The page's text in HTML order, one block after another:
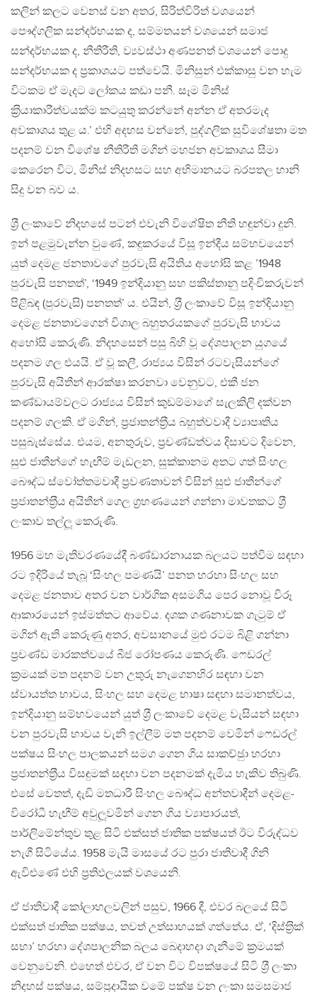
කලින් කලට වෙනස් වන අතර, සිරිත්විරිත් වශයෙන්
පෞද්ගලික සන්දර්භයක ද, සම්මතයන් වශයෙන් සමාජ
සන්දර්භයක ද, නීතිරීති, ව්‍යවස්ථා අණපනත් වශයෙන් පොදු
සන්දර්භයක ද ප‍්‍රකාශයට පත්වෙයි. මිනිසුන් එක්කාසු වන හැම
විටකම ඒ මැදට ලෝකය කඩා පනී. සෑම මිනිස්
ක‍්‍රියාකාරීත්වයක්ම කටයුතු කරන්නේ අන්න ඒ අතරමැද
අවකාශය තුළ ය.’ එහි අදහස වන්නේ, පුද්ගලික සුවිශේෂතා මත
පදනම් වන විශේෂ නීතිරීති මගින් මහජන අවකාශය සීමා
කෙරෙන විට, මිනිස් නිදහසට සහ අභිමානයට බරපතල හානි
සිදු වන බව ය.
ශ‍්‍රී ලංකාවේ නිදහසේ පටන් එවැනි විශේෂිත නීති හඳුන්වා දුනි.
ඉන් පළමුවැන්න වුණේ, කඳුකරයේ විසූ ඉන්දීය සම්භවයෙන්
යුත් දෙමළ ජනතාවගේ පුරවැසි අයිතිය අහෝසි කළ ’1948
පුරවැසි පනතත්’, ‘1949 ඉන්දියානු සහ පකිස්තානු පදිංචිකරුවන්
පිළිබඳ (පුරවැසි) පනතත්’ ය. එයින්, ශ‍්‍රී ලංකාවේ විසූ ඉන්දියානු
දෙමළ ජනතාවගෙන් විශාල බහුතරයකගේ පුරවැසි භාවය
අහෝසි කෙරුණි. නිදහසෙන් පසු බිහි වූ දේශපාලන යුගයේ
පදනම ගල එයයි. ඒ වූ කලී, රාජ්‍යය විසින් රටවැසියන්ගේ
පුරවැසි අයිතීන් ආරක්ෂා කරනවා වෙනුවට, එකී ජන
කණ්ඩායම්වලට රාජ්‍යය විසින් කුඩම්මාගේ සැලකිලි දක්වන
පදනම් ගලකි. ඒ මගින්, ප‍්‍රජාතන්ත‍්‍රීය බහුත්වවාදී ව්‍යාපෘතිය
පසුබැස්සේය. එයම, අනතුරුව, ප‍්‍රචණ්ඩත්වය දිසාවට දිවෙන,
සුළු ජාතීන්ගේ හැඟීම් මැඩලන, සුක්කානම අතට ගත් සිංහල
බෞද්ධ ස්වෝත්තමවාදී ප‍්‍රවණතාවන් විසින් සුළු ජාතීන්ගේ
ප‍්‍රජාතන්ත‍්‍රීය අයිතීන් ගෙල ග‍්‍රහණයෙන් ගන්නා මාවතකට ශ‍්‍රී
ලංකාව තල්ලූ කෙරුණි.
1956 මහ මැතිවරණයේදී බණ්ඩාරනායක බලයට පත්වීම සඳහා
රට ඉදිරියේ තැබූ ‘සිංහල පමණයි’ පනත හරහා සිංහල සහ
දෙමළ ජනතාව අතර වන වාර්ගික අසමගිය පෙර නොවූ විරූ
ආකාරයෙන් ඉස්මත්තට ආවේය. දශක ගණනාවක ගැටුම් ඒ
මගින් ඇති කෙරුණු අතර, අවසානයේ මුළු රටම බිළි ගන්නා
ප‍්‍රචණ්ඩ මාරකත්වයේ බීජ රෝපණය කෙරුණි. ෆෙඩරල්
ක‍්‍රමයක් මත පදනම් වන උතුරු නැගෙනහිර සඳහා වන
ස්වායත්ත භාවය, සිංහල සහ දෙමළ භාෂා සඳහා සමානත්වය,
ඉන්දියානු සම්භවයෙන් යුත් ශ‍්‍රී ලංකාවේ දෙමළ වැසියන් සඳහා
වන පුරවැසි භාවය වැනි ඉල්ලීම් මත පදනම් වෙමින් ෆෙඩරල්
පක්ෂය සිංහල පාලකයන් සමග ගෙන ගිය සාකච්ඡුා හරහා
ප‍්‍රජාතන්ත‍්‍රීය විසඳුමක් සඳහා වන පදනමක් දැමිය හැකිව තිබුණි.
එසේ වෙතත්, දැඩි මතධාරී සිංහල බෞද්ධ අන්තවාදීන් දෙමළ-
විරෝධී හැඟීම් අවුලූවමින් ගෙන ගිය ව්‍යාපාරයත්,
පාර්ලිමේන්තුව තුළ සිටි එක්සත් ජාතික පක්ෂයත් ඊට විරුද්ධව
නැගී සිටියේය. 1958 මැයි මාසයේ රට පුරා ජාතිවාදී ගිනි
ඇවිළුණේ එහි ප‍්‍රතිඵලයක් වශයෙනි.
ඒ ජාතිවාදී කෝලාහලවලින් පසුව, 1966 දී, එවර බලයේ සිටි
එක්සත් ජාතික පක්ෂය, තවත් උත්සාහයක් ගත්තේය. ඒ, ‘දිස්ත‍්‍රික්
සභා’ හරහා දේශපාලනික බලය බෙදාහදා ගැනීමේ ක‍්‍රමයක්
වෙනුවෙනි. එහෙත් එවර, ඒ වන විට විපක්ෂයේ සිටි ශ‍්‍රී ලංකා
නිදහස් පක්ෂය, සම්ප‍්‍රදායික වමේ පක්ෂ වන ලංකා සමසමාජ